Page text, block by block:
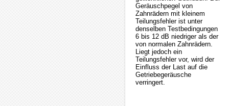
Geräuschpegel von
Zahnrädern mit kleinem
Teilungsfehler ist unter
denselben Testbedingungen
6 bis 12 dB niedriger als der
von normalen Zahnrädern.
Liegt jedoch ein
Teilungsfehler vor, wird der
Einfluss der Last auf die
Getriebegeräusche
verringert.